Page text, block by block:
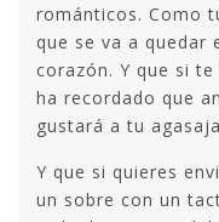
románticos. Como
que se va a quedar
corazón. Y que si
ha recordado que
gustará a tu
Y que si quieres
un sobre con un